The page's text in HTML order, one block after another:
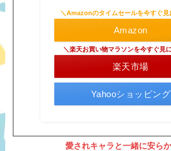
＼Amazonのタイムセールを今すぐ見
Amazon
＼楽天お買い物マラソンを今すぐ見
楽天市場
Yahooショッピング
愛されキャラと一緒に安ら